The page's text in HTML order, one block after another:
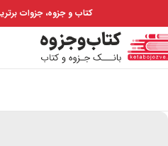
کتاب و جزوه، جزوات